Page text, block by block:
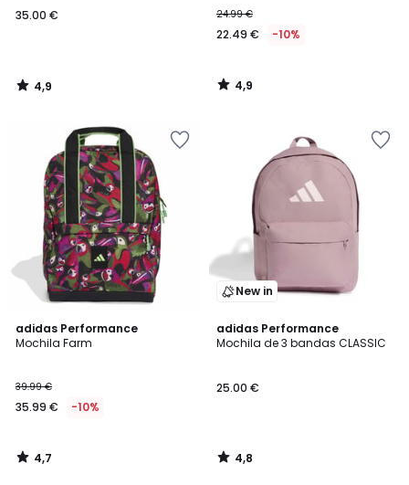
€.
35.00 €
4,9
/
24.99 €
22.49 € -10%
4,9
/
adidas Performance
Mochila Farm
39.99 €
35.99 € -10%
4,7
/ 5
4,7
/
New in
adidas Performance
Mochila de 3 bandas CLASSIC
25.00 €
4,8
/ 5
4,8
/